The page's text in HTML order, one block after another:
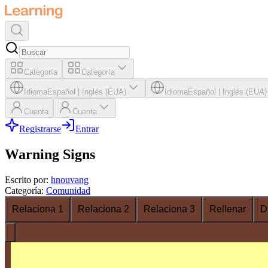
Categoría Categoría
IdiomaEspañol Inglés (EUA) IdiomaEspañol Inglés (EUA)
Cuenta Cuenta
Registrarse Entrar
Warning Signs
Escrito por: hnouvang
Categoría: Comunidad
Relaciona 1
Relaciona 2 Relaciona 3 Rellenar